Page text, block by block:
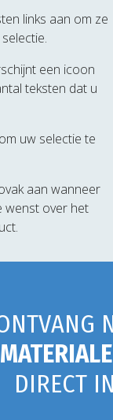
links aan om ze
een icoon
teksten dat u
uw selectie te
aan wanneer
wenst over het
DIRECT